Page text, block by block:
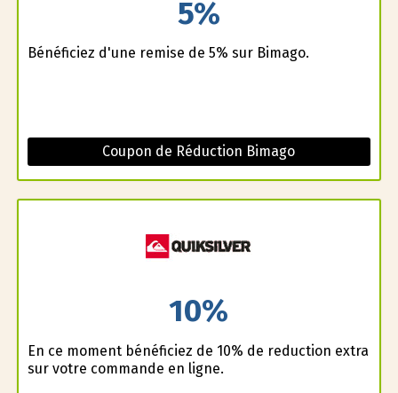
5%
Bénéficiez d'une remise de 5% sur Bimago.
Coupon de Réduction Bimago
10%
En ce moment bénéficiez de 10% de reduction extra
sur votre commande en ligne.